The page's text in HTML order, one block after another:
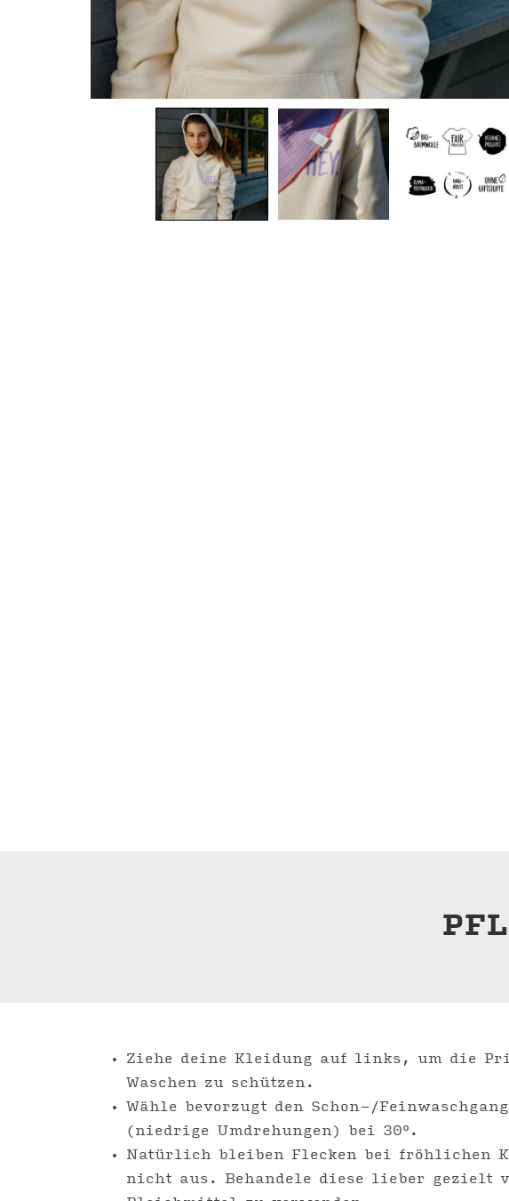
Ziehe deine Kleidung auf links, um die
Waschen zu schützen.
Wähle bevorzugt den Schon-/Feinwaschgang
(niedrige Umdrehungen) bei 30°.
Natürlich bleiben Flecken bei fröhlichen
nicht aus. Behandele diese lieber gezielt